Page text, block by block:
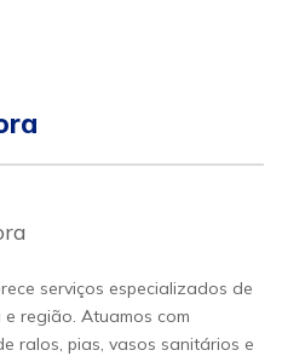
serviços especializados de
região. Atuamos com
ralos, pias, vasos sanitários e